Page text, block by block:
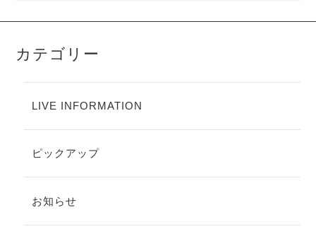
カテゴリー
LIVE INFORMATION
ピックアップ
お知らせ